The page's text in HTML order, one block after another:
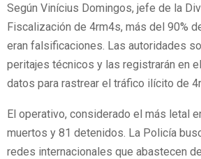
Según Vinícius Domingos, jefe de la
Fiscalización de 4rm4s, más del 90%
eran falsificaciones. Las autoridades
peritajes técnicos y las registrarán en
datos para rastrear el tráfico ilícito de
El operativo, considerado el más letal
muertos y 81 detenidos. La Policía
redes internacionales que abastecen